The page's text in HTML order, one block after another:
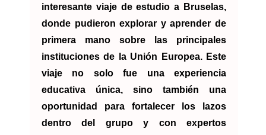
interesante viaje de estudio a Bruselas,
donde pudieron explorar y aprender de
primera mano sobre las principales
instituciones de la Unión Europea. Este
viaje no solo fue una experiencia
educativa única, sino también una
oportunidad para fortalecer los lazos
dentro del grupo y con expertos